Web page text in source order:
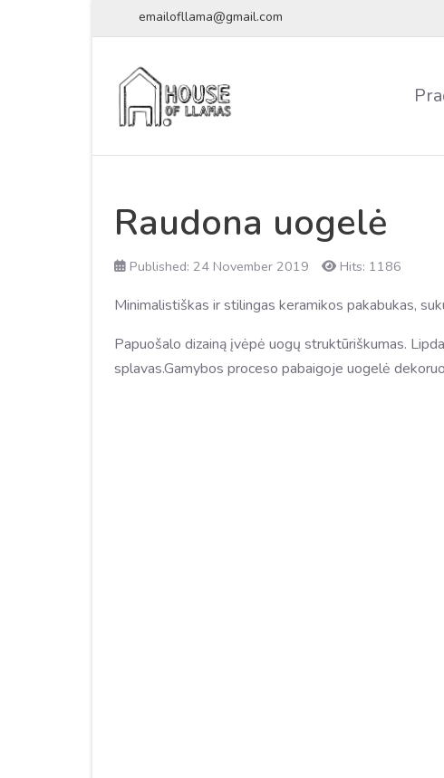
emailofllama@gmail.com
Raudona uogelė
Published: 24 November 2019 Hits: 1186
Minimalistiškas ir stilingas keramikos pakabukas,
Papuošalo dizainą įvėpė uogų struktūriškumas.
splavas.Gamybos proceso pabaigoje uogelė